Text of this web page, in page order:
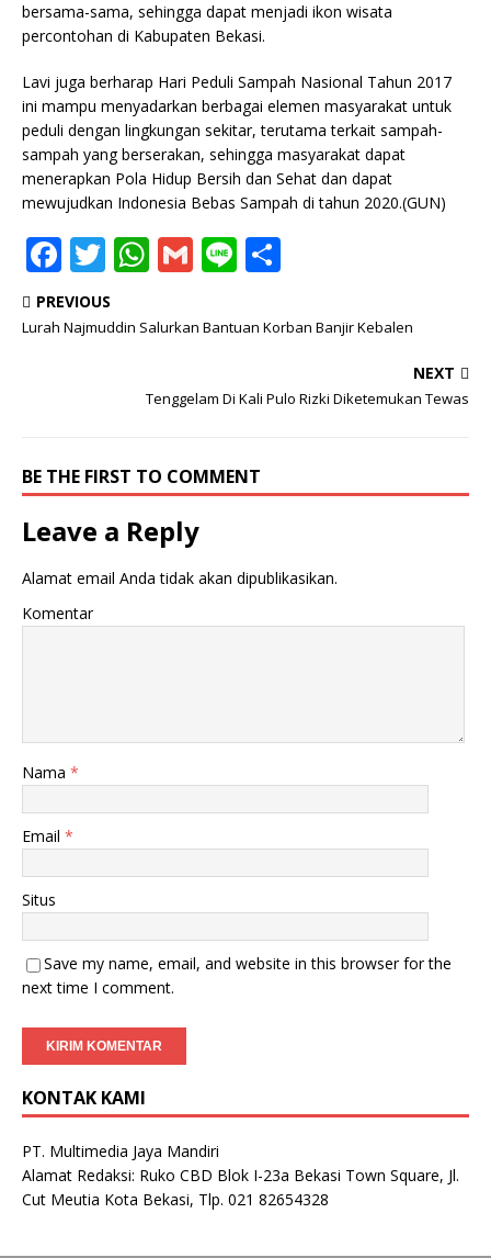
bersama-sama, sehingga dapat menjadi ikon wisata
percontohan di Kabupaten Bekasi.
Lavi juga berharap Hari Peduli Sampah Nasional Tahun 2017
ini mampu menyadarkan berbagai elemen masyarakat untuk
peduli dengan lingkungan sekitar, terutama terkait sampah-
sampah yang berserakan, sehingga masyarakat dapat
menerapkan Pola Hidup Bersih dan Sehat dan dapat
mewujudkan Indonesia Bebas Sampah di tahun 2020.(GUN)
F
a
c
o
k
T
w
it
W
at
A
p
G
ai
Li
e ar
PREVIOUS
Lurah Najmuddin Salurkan Bantuan Korban Banjir Kebalen
NEXT
Tenggelam Di Kali Pulo Rizki Diketemukan Tewas
BE THE FIRST TO COMMENT
Leave a Reply
Alamat email Anda tidak akan dipublikasikan.
Komentar
Nama *
Email *
Situs
Save my name, email, and website in this browser for the
next time I comment.
KONTAK KAMI
PT. Multimedia Jaya Mandiri
Alamat Redaksi: Ruko CBD Blok I-23a Bekasi Town Square, Jl.
Cut Meutia Kota Bekasi, Tlp. 021 82654328